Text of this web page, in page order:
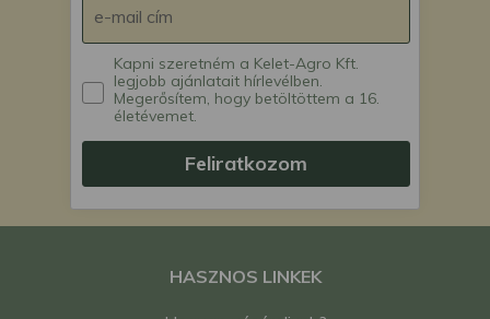
Kapni szeretném a Kelet-Agro Kft.
legjobb ajánlatait hírlevélben.
Megerősítem, hogy betöltöttem a 16.
életévemet.
Feliratkozom
HASZNOS LINKEK